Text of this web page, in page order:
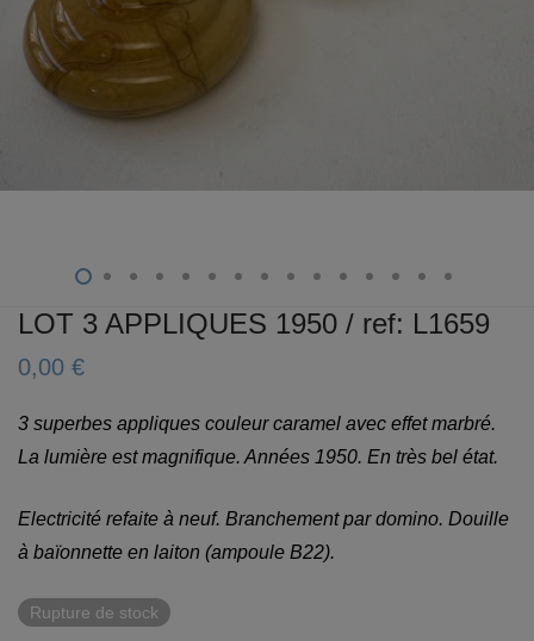
LOT 3 APPLIQUES 1950 / ref: L1659
0,00 €
3 superbes appliques couleur caramel avec effet marbré.
La lumière est magnifique. Années 1950. En très bel état.
Electricité refaite à neuf. Branchement par domino. Douille
à baïonnette en laiton (ampoule B22).
Rupture de stock